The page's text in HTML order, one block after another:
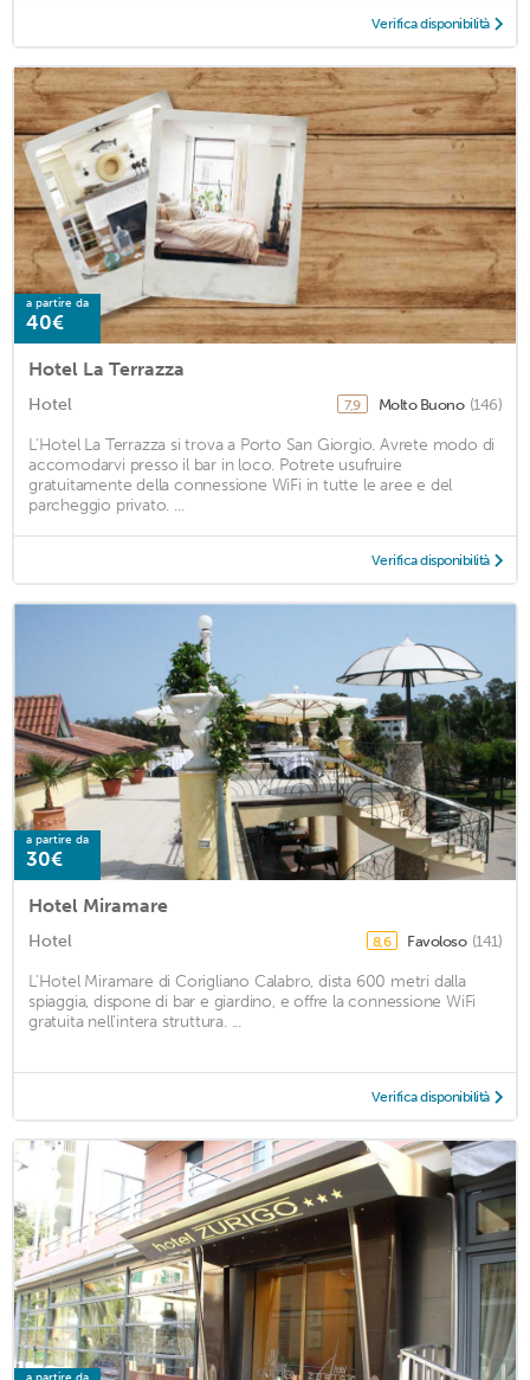
Verifica disponibilità
a partire da
40€
Hotel La Terrazza
Hotel 7,9 Molto Buono (146)
L'Hotel La Terrazza si trova a Porto San Giorgio. Avrete modo di
accomodarvi presso il bar in loco. Potrete usufruire
gratuitamente della connessione WiFi in tutte le aree e del
parcheggio privato. ...
Verifica disponibilità
a partire da
30€
Hotel Miramare
Hotel 8,6 Favoloso (141)
L'Hotel Miramare di Corigliano Calabro, dista 600 metri dalla
spiaggia, dispone di bar e giardino, e offre la connessione WiFi
gratuita nell'intera struttura. ...
Verifica disponibilità
a partire da